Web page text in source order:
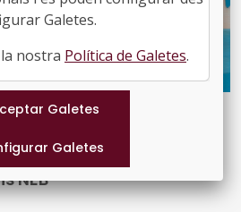
Bauhaus tanca
reforç de 50 milions
Academy i obre la
NEB
Galetes.
nostra Política de Galetes.